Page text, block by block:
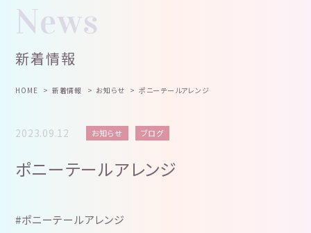
News
新着情報
HOME 新着情報 お知らせ ポニーテールアレンジ
2023.09.12 お知らせ ブログ
ポニーテールアレンジ
#ポニーテールアレンジ